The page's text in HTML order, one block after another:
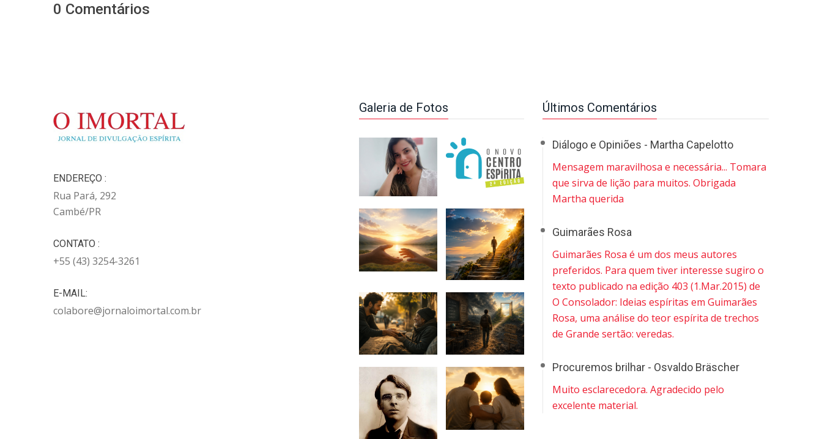
0 Comentários
ENDEREÇO :
Rua Pará, 292
Cambé/PR
CONTATO :
+55 (43) 3254-3261
E-MAIL:
colabore@jornaloimortal.com.br
Galeria de Fotos Últimos Comentários
Diálogo e Opiniões - Martha Capelotto
Mensagem maravilhosa e necessária... Tomara
que sirva de lição para muitos. Obrigada
Martha querida
Guimarães Rosa
Guimarães Rosa é um dos meus autores
preferidos. Para quem tiver interesse sugiro o
texto publicado na edição 403 (1.Mar.2015) de
O Consolador: Ideias espíritas em Guimarães
Rosa, uma análise do teor espírita de trechos
de Grande sertão: veredas.
Procuremos brilhar - Osvaldo Bräscher
Muito esclarecedora. Agradecido pelo
excelente material.